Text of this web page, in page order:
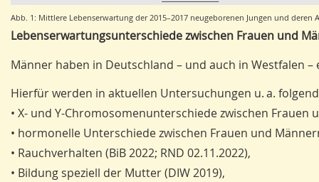
Abb. 1: Mittlere Lebenserwartung der 2015–2017 neugeborenen Jungen und
Lebenserwartungsunterschiede zwischen Frauen und
Männer haben in Deutschland – und auch in Westfalen
Hierfür werden in aktuellen Untersuchungen u. a.
• X- und Y-Chromosomenunterschiede zwischen Frauen
• hormonelle Unterschiede zwischen Frauen und
• Rauchverhalten (BiB 2022; RND 02.11.2022),
• Bildung speziell der Mutter (DIW 2019),